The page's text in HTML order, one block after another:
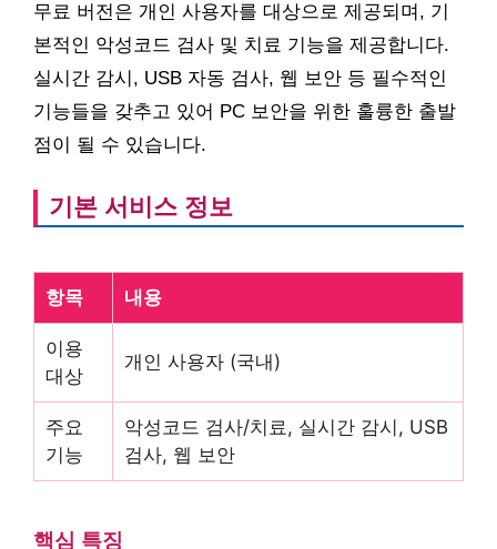
무료 버전은 개인 사용자를 대상으로 제공되며, 기
본적인 악성코드 검사 및 치료 기능을 제공합니다.
실시간 감시, USB 자동 검사, 웹 보안 등 필수적인
기능들을 갖추고 있어 PC 보안을 위한 훌륭한 출발
점이 될 수 있습니다.
기본 서비스 정보
항목 내용
이용
대상
개인 사용자 (국내)
주요
기능
악성코드 검사/치료, 실시간 감시, USB
검사, 웹 보안
핵심 특징